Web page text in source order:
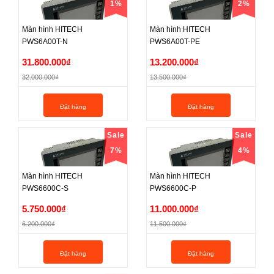
1%
Màn hình HITECH
PWS6A00T-N
Màn hình HITECH
PWS6A00T-N
31.800.000₫
32.000.000₫
Đặt hàng
2%
Màn hình HITECH
PWS6A00T-PE
Màn hình HITECH
PWS6A00T-PE
13.200.000₫
13.500.000₫
Đặt hàng
Sale
7%
Màn hình HITECH
PWS6600C-S
Màn hình HITECH
PWS6600C-S
5.750.000₫
6.200.000₫
Đặt hàng
Sale
4%
Màn hình HITECH
PWS6600C-P
Màn hình HITECH
PWS6600C-P
11.000.000₫
11.500.000₫
Đặt hàng